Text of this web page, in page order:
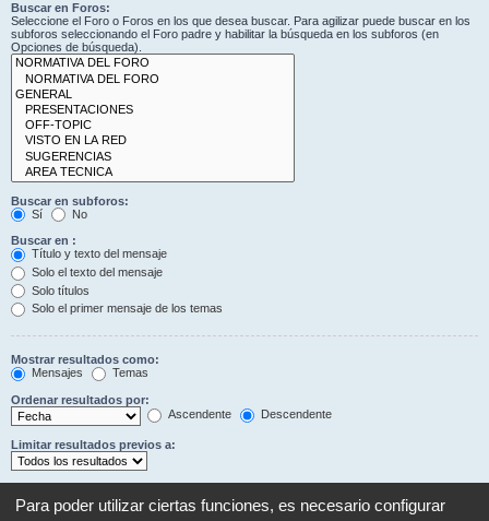
Buscar en Foros:
Seleccione el Foro o Foros en los que desea buscar. Para agilizar puede buscar en los
subforos seleccionando el Foro padre y habilitar la búsqueda en los subforos (en
Opciones de búsqueda).
Buscar en subforos:
Sí
No
Buscar en :
Título y texto del mensaje
Solo el texto del mensaje
Solo títulos
Solo el primer mensaje de los temas
Mostrar resultados como:
Mensajes
Temas
Ordenar resultados por:
Ascendente
Descendente
Limitar resultados previos a:
Establezca en 0 para mostrar todo el mensaje.
Para poder utilizar ciertas funciones, es necesario configurar